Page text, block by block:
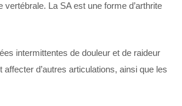
La SA est une forme d’arthrite
intermittentes de douleur et de raideur
d’autres articulations, ainsi que les